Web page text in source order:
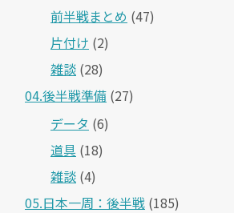
前半戦まとめ (47)
片付け (2)
雑談 (28)
04.後半戦準備 (27)
データ (6)
道具 (18)
雑談 (4)
05.日本一周：後半戦 (185)